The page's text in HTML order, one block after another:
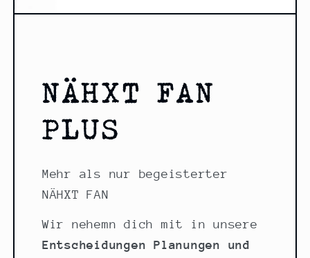
NÄHXT FAN
PLUS
Mehr als nur begeisterter
NÄHXT FAN
Wir nehemn dich mit in unsere
Entscheidungen Planungen und